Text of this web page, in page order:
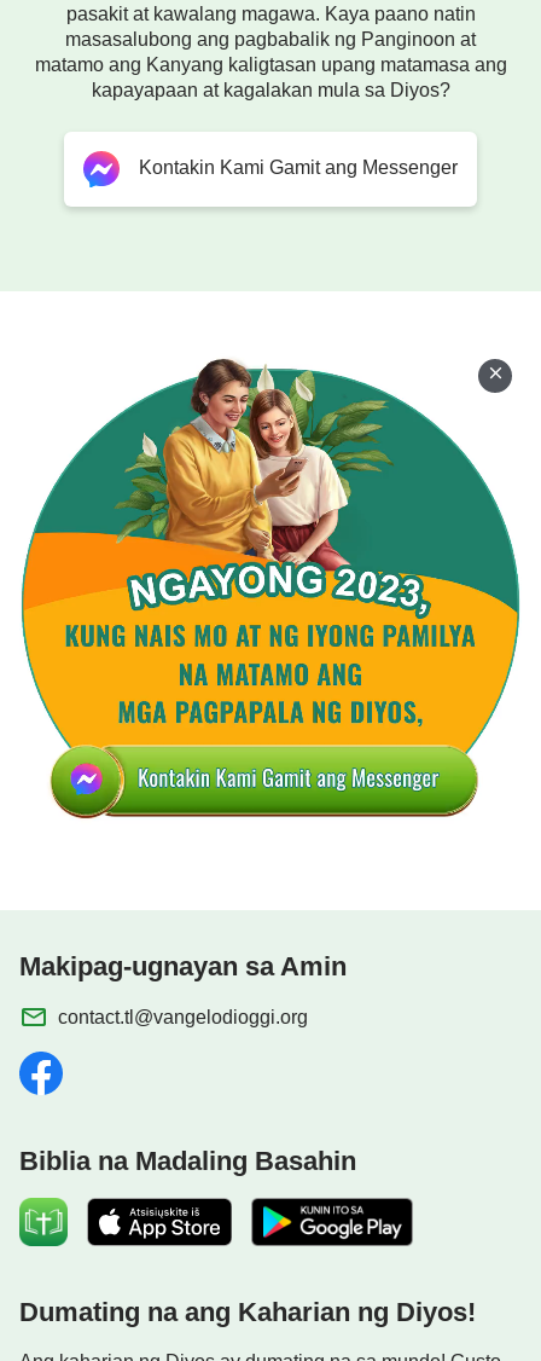
pasakit at kawalang magawa. Kaya paano natin
masasalubong ang pagbabalik ng Panginoon at
matamo ang Kanyang kaligtasan upang matamasa ang
kapayapaan at kagalakan mula sa Diyos?
Kontakin Kami Gamit ang Messenger
Makipag-ugnayan sa Amin
contact.tl@vangelodioggi.org
Biblia na Madaling Basahin
Dumating na ang Kaharian ng Diyos!